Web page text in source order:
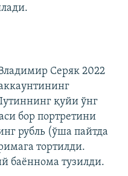
Серяк 2022
қуйи ўнг
бор портретини
рубль (ўша пайтда
тортилди.
баённома тузилди.